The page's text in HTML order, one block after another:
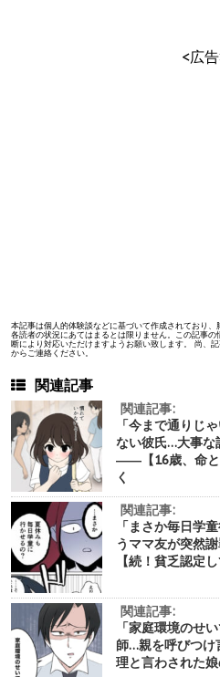
<広
本記事は個人的体験談などに基づいて作成されており
各読者の状況にあてはまるとは限りません。この記事
断により対応いただけますようお願い致します。 尚、
からご連絡ください。
関連記事
関連記事:
「今まで通りじ
ない彼氏…大事な
――【16歳、命と
く
関連記事:
「まさか毎日学
うママ友が突然
【続！貧乏認定
関連記事:
「家庭環境のせ
師…親を呼びつけ
理と言わされた